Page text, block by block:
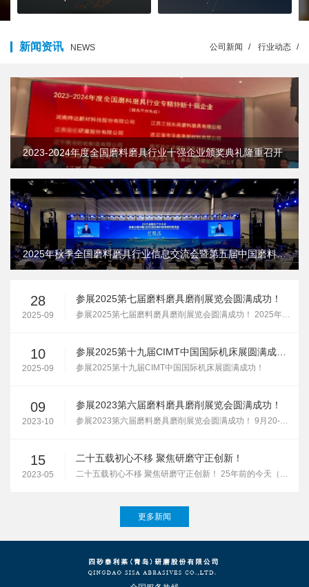
新闻资讯 NEWS 公司新闻 / 行业动态 /
2023-2024年度全国磨料磨具行业十强企业颁奖典礼隆重召开
2025年秋季全国磨料磨具行业信息交流会暨第五届中国磨料磨具高端论坛在郑州成功召开
28
2025-09
参展2025第七届磨料磨具磨削展览会圆满成功！
10
2025-09 参展2025第十九届CIMT中国国际机床展圆满成功！
09
2023-10
参展2023第六届磨料磨具磨削展览会圆满成功！
15
2023-05
二十五载初心不移 聚焦研磨守正创新！
更多新闻